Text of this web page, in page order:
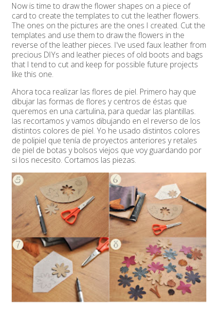
Now is time to draw the flower shapes on a piece of
card to create the templates to cut the leather flowers.
The ones on the pictures are the ones I created. Cut the
templates and use them to draw the flowers in the
reverse of the leather pieces. I've used faux leather from
precious DIYs and leather pieces of old boots and bags
that I tend to cut and keep for possible future projects
like this one.
Ahora toca realizar las flores de piel. Primero hay que
dibujar las formas de flores y centros de éstas que
queremos en una cartulina, para quedar las plantillas.
las recortamos y vamos dibujando en el reverso de los
distintos colores de piel. Yo he usado distintos colores
de polipiel que tenía de proyectos anteriores y retales
de piel de botas y bolsos viejos que voy guardando por
si los necesito. Cortamos las piezas.